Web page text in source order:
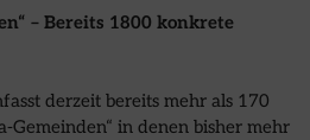
– Bereits 1800 konkrete
derzeit bereits mehr als 170
Gemeinden“ in denen bisher mehr